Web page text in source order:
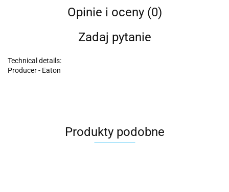
Opinie i oceny (0)
Zadaj pytanie
Technical details:
Producer - Eaton
Produkty podobne